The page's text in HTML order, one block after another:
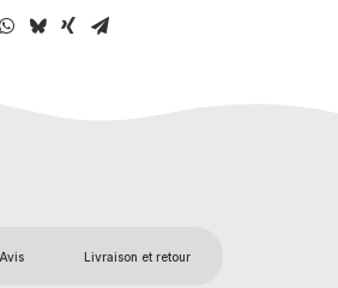
Avis Livraison et retour